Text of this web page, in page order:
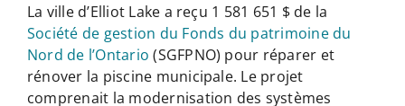
La ville d’Elliot Lake a reçu 1 581 651 $ de la
Société de gestion du Fonds du patrimoine du
Nord de l’Ontario (SGFPNO) pour réparer et
rénover la piscine municipale. Le projet
comprenait la modernisation des systèmes